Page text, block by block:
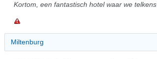
Kortom, een fantastisch hotel waar we
Miltenburg